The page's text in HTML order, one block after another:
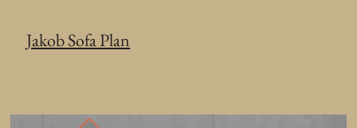
Jakob Sofa Plan